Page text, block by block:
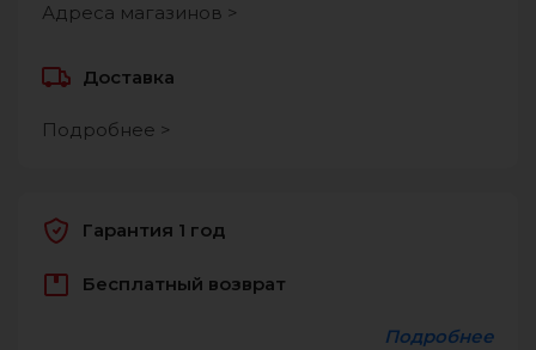
Адреса магазинов >
Доставка
Подробнее >
Гарантия 1 год
Бесплатный возврат
Подробнее